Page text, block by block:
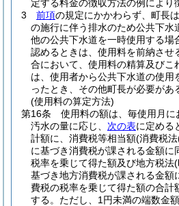
定する料金の徴収方法の例により
3
前項の規定にかかわらず、町長
の施行に伴う排水のため公共下水
他の公共下水道を一時使用する場
認めるときは、使用料を前納させ
合において、使用料の精算及びこ
は、使用者から公共下水道の使用
ったとき、その他町長が必要があ
(使用料の算定方法)
第16条
使用料の額は、毎使用月
汚水の量に応じ、 次の表に定める
計額に、消費税等相当額(消費税法
に基づき消費税が課される金額に
税率を乗じて得た額及び地方税法
基づき地方消費税が課される金額
費税の税率を乗じて得た額の合計
する。 ただし、1円未満の端数金